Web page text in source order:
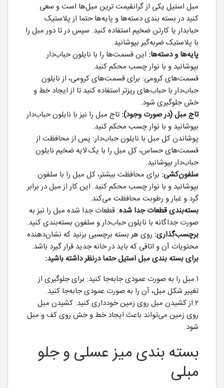
مبل استیل یکی از گرانقیمت ترین مبل‌ها است و سعی
کنید در بسته بندی دسته‌ها و پایه‌ها حتما از پلاستیک
حبابدار یا کارتن ضخیم استفاده کنید. سپس در تا دور مبل را
با پلاستیک ضربه‌گیر بپوشانید.
پایه‌ها و دسته‌ها: این قسمت‌ها را با نایلون حباب‌دار
بپوشانید و با نوار چسب محکم کنید.
قسمت‌های کرومی: برای قسمت‌های کرومی، از نایلون
حباب‌دار با حباب‌های ریزتر استفاده کنید تا از ایجاد خط و
خش جلوگیری شود.
تاج مبل (در صورت وجود): تاج مبل را نیز با نایلون حباب‌دار
بپوشانید و با نوار چسب محکم کنید.
پوشاندن کل مبل با نایلون حباب‌دار: پس از محافظت از
قسمت‌های حساس، کل مبل را با یک لایه ضخیم نایلون
حباب‌دار بپوشانید.
سلفون‌کشی: برای محافظت بیشتر، کل مبل را با سلفون
بپوشانید و با نوار چسب محکم کنید. این کار از مبل در برابر
گرد و غبار و رطوبت محافظت می‌کند.
بسته‌بندی قطعات جدا شده: قطعات جدا شده مبل را نیز به
صورت جداگانه با نایلون حباب‌دار و سلفون بسته‌بندی کنید.
برچسب‌گذاری: روی هر بسته برچسبی بزنید که نشان‌دهنده
محتویات آن و اتاقی که باید در خانه جدید قرار گیرد باشد.
برای بسته بندی مبل استیل حتما درنظر داشته باشید:
۱.مبل را به صورت عمودی جابه‌جا کنید: برای جلوگیری از
تغییر شکل مبل، آن را به صورت عمودی جابه‌جا کنید.
۲.از کشیدن مبل روی زمین خودداری کنید: کشیدن مبل
روی زمین می‌تواند باعث ایجاد خط و خش روی کف و مبل
شود.
بسته بندی میز عسلی و جلو
مبلی